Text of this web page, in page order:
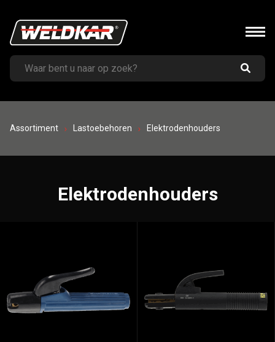
Assortiment Lastoebehoren Elektrodenhouders
Elektrodenhouders